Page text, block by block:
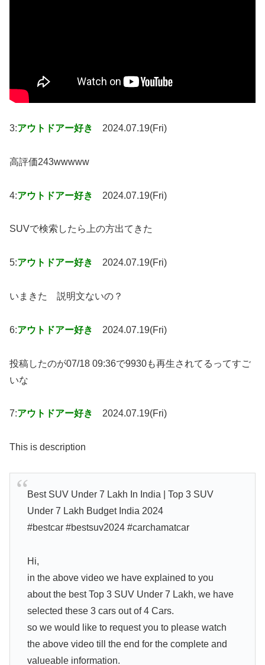
3:アウトドアー好き 2024.07.19(Fri)
高評価243wwwww
4:アウトドアー好き 2024.07.19(Fri)
SUVで検索したら上の方出てきた
5:アウトドアー好き 2024.07.19(Fri)
いまきた 説明文ないの？
6:アウトドアー好き 2024.07.19(Fri)
投稿したのが07/18 09:36で9930も再生されてるってすご
いな
7:アウトドアー好き 2024.07.19(Fri)
This is description
Best SUV Under 7 Lakh In India | Top 3 SUV
Under 7 Lakh Budget India 2024
#bestcar #bestsuv2024 #carchamatcar
Hi,
in the above video we have explained to you
about the best Top 3 SUV Under 7 Lakh, we have
selected these 3 cars out of 4 Cars.
so we would like to request you to please watch
the above video till the end for the complete and
valueable information.